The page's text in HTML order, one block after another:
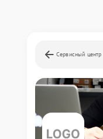
Сервисный центр